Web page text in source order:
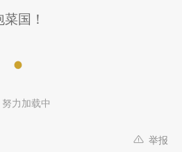
国！
努力加载中
举报